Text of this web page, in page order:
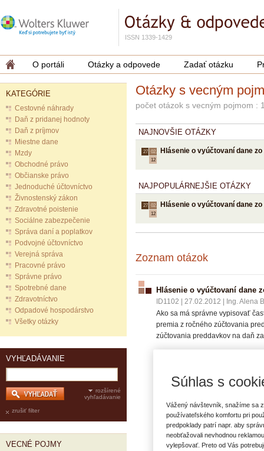
ISSN 1339-1429
O portáli Otázky a odpovede Zadať otázku
KATEGÓRIE
Cestovné náhrady
Daň z pridanej hodnoty
Daň z príjmov
Miestne dane
Mzdy
Obchodné právo
Občianske právo
Jednoduché účtovníctvo
Živnostenský zákon
Zdravotné poistenie
Sociálne zabezpečenie
Správa daní a poplatkov
Podvojné účtovníctvo
Verejná správa
Pracovné právo
Správne právo
Spotrebné dane
Zdravotníctvo
Odpadové hospodárstvo
Všetky otázky
VYHĽADÁVANIE
rozšírené
vyhľadávanie
zrušiť filter
VECNÉ POJMY
Otázky s vecným
počet otázok s vecným pojmom :
NAJNOVŠIE OTÁZKY
27. 02.
12
Hlásenie o vyúčtovaní dane
NAJPOPULÁRNEJŠIE OTÁZKY
27. 02.
12
Hlásenie o vyúčtovaní dane
Zoznam otázok
Hlásenie o vyúčtovaní dane
ID1102 27.02.2012
Ing. Alena
Ako sa má správne vypisovať
premia z ročného zúčtovania
zúčtovania preddavkov na daň
VECNÉ POJMY:
Súhlas s
Vážený návštevník, snažíme sa
používateľského komfortu pri
predpoklady patrí napr. aby
neobťažovali nevhodnou
vylepšovať. Preto od Vás